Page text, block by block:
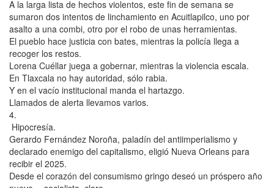
A la larga lista de hechos violentos, este fin de semana se
sumaron dos intentos de linchamiento en Acuitlapilco, uno por
asalto a una combi, otro por el robo de unas herramientas.
El pueblo hace justicia con bates, mientras la policía llega a
recoger los restos.
Lorena Cuéllar juega a gobernar, mientras la violencia escala.
En Tlaxcala no hay autoridad, sólo rabia.
Y en el vacío institucional manda el hartazgo.
Llamados de alerta llevamos varios.
4.
Hipocresía.
Gerardo Fernández Noroña, paladín del antiimperialismo y
declarado enemigo del capitalismo, eligió Nueva Orleans para
recibir el 2025.
Desde el corazón del consumismo gringo deseó un próspero año